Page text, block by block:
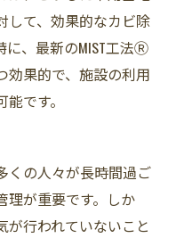
して、効果的なカビ除
に、最新のMIST工法Ⓡ
効果的で、施設の利用
です。
くの人々が長時間過ご
理が重要です。しか
が行われていないこと